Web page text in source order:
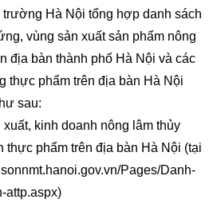
Hà Nội tổng hợp danh sách
vùng sản xuất sản phẩm nông
địa bàn thành phố Hà Nội và các
thực phẩm trên địa bàn Hà Nội
sau:
kinh doanh nông lâm thủy
thực phẩm trên địa bàn Hà Nội (tại
Pages/Danh-
attp.aspx)